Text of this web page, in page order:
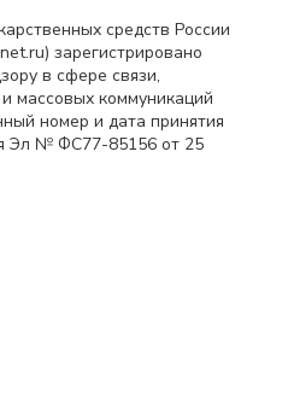
средств России
зарегистрировано
в сфере связи,
массовых коммуникаций
номер и дата принятия
Эл № ФС77-85156 от 25